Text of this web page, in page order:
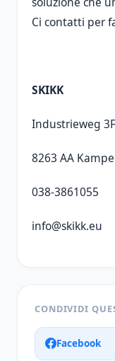
Ci contatti per
SKIKK
Industrieweg 3F
8263 AA
038-3861055
info@skikk.eu
CONDIVIDI
Facebook